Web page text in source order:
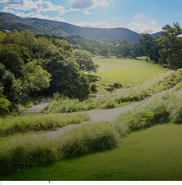
Torneo Clausura: Belgrano
rescató un empate en su
visita a Tigre
DEPORTES
Senado: con eje en los
desalojos se debate el
proyecto sobre propiedad
privada
POLÍTICA